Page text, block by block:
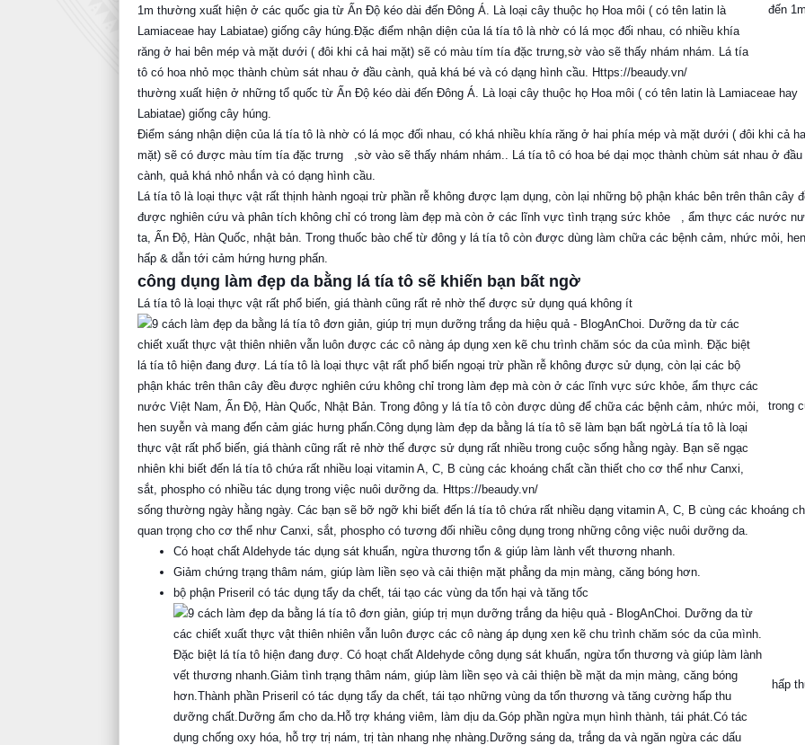
đến
thường xuất hiện ở những tổ quốc từ Ấn Độ kéo dài đến Đông Á. Là loại cây thuộc họ Hoa môi ( có tên latin là Lamiaceae hay
Labiatae) giống cây húng.
Điểm sáng nhận diện của lá tía tô là nhờ có lá mọc đối nhau, có khá nhiều khía răng ở hai phía mép và mặt dưới ( đôi khi cả
mặt) sẽ có được màu tím tía đặc trưng
,sờ vào sẽ thấy nhám nhám.. Lá tía tô có hoa bé dại mọc thành chùm sát nhau ở đầu
cành, quả khá nhỏ nhắn và có dạng hình cầu.
Lá tía tô là loại thực vật rất thịnh hành ngoại trừ phần rễ không được lạm dụng, còn lại những bộ phận khác bên trên thân cây
được nghiên cứu và phân tích không chỉ có trong làm đẹp mà còn ở các lĩnh vực tình trạng sức khỏe
, ẩm thực các nước
ta, Ấn Độ, Hàn Quốc, nhật bản. Trong thuốc bào chế từ đông y lá tía tô còn được dùng làm chữa các bệnh cảm, nhức mỏi,
hấp & dẫn tới cảm hứng hưng phấn.
công dụng làm đẹp da bằng lá tía tô sẽ khiến bạn bất ngờ
Lá tía tô là loại thực vật rất phổ biến, giá thành cũng rất rẻ nhờ thế được sử dụng quá không ít
trong
sống thường ngày hằng ngày. Các bạn sẽ bỡ ngỡ khi biết đến lá tía tô chứa rất nhiều dạng vitamin A, C, B cùng các khoáng
quan trọng cho cơ thể như Canxi, sắt, phospho có tương đối nhiều công dụng trong những công việc nuôi dưỡng da.
Có hoạt chất Aldehyde tác dụng sát khuẩn, ngừa thương tổn & giúp làm lành vết thương nhanh.
Giảm chứng trạng thâm nám, giúp làm liền sẹo và cải thiện mặt phẳng da mịn màng, căng bóng hơn.
bộ phận Priseril có tác dụng tẩy da chết, tái tạo các vùng da tổn hại và tăng tốc
hấp